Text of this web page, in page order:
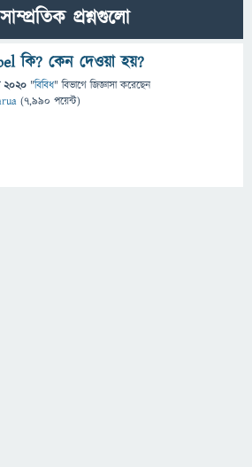
প্রশ্নগুলো
কি? কেন দেওয়া হয়?
2020 "বিবিধ" বিভাগে জিজ্ঞাসাকরেছেন
(7,990 পয়েন্ট)